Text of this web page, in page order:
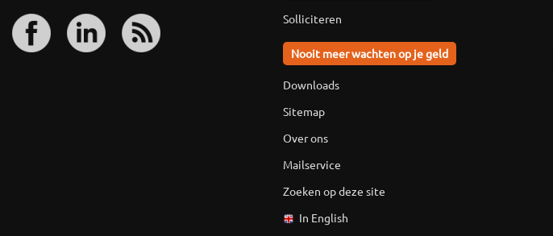
Solliciteren
Nooit meer wachten op je geld
Downloads
Sitemap
Over ons
Mailservice
Zoeken op deze site
In English